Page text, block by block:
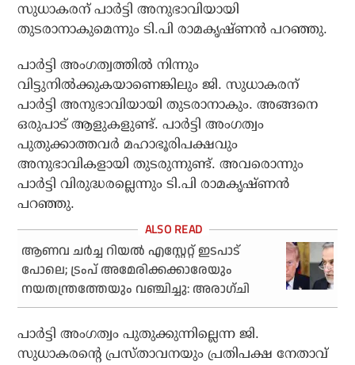
സുധാകരന് പാര്‍ട്ടി അനുഭാവിയായി
തുടരാനാകുമെന്നും ടി.പി രാമകൃഷ്ണന്‍ പറഞ്ഞു.
പാര്‍ട്ടി അംഗത്വത്തില്‍ നിന്നും
വിട്ടുനില്‍ക്കുകയാണെങ്കിലും ജി. സുധാകരന്
പാര്‍ട്ടി അനുഭാവിയായി തുടരാനാകും. അങ്ങനെ
ഒരുപാട് ആളുകളുണ്ട്. പാര്‍ട്ടി അംഗത്വം
പുതുക്കാത്തവര്‍ മഹാഭൂരിപക്ഷവും
അനുഭാവികളായി തുടരുന്നുണ്ട്. അവരൊന്നും
പാര്‍ട്ടി വിരുദ്ധരല്ലെന്നും ടി.പി രാമകൃഷ്ണന്‍
പറഞ്ഞു.
ആണവ ചര്‍ച്ച റിയല്‍ എസ്റ്റേറ്റ് ഇടപാട്
പോലെ; ട്രംപ് അമേരിക്കക്കാരേയും
നയതന്ത്രത്തേയും വഞ്ചിച്ചു: അരാഗ്ചി
പാര്‍ട്ടി അംഗത്വം പുതുക്കുന്നില്ലെന്ന ജി.
സുധാകരന്റെ പ്രസ്താവനയും പ്രതിപക്ഷ നേതാവ്